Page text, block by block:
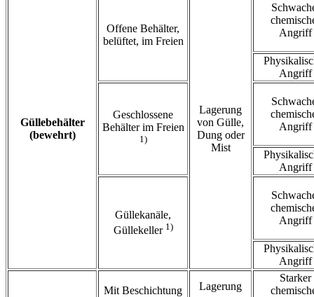
Güllebehälter
(bewehrt)
Offene Behälter,
belüftet, im Freien
Lagerung
von Gülle,
Dung oder
Mist
Angriff
Angriff
Geschlossene
Behälter im Freien
1)
Angriff
Angriff
Güllekanäle,
Güllekeller 1)
Angriff
Angriff
Mit Beschichtung
Lagerung
Starker